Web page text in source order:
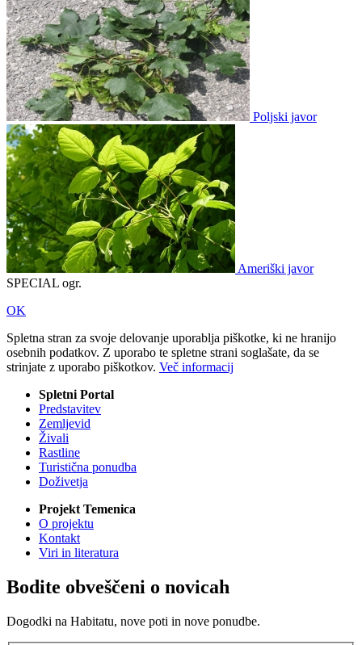
Poljski javor
Ameriški javor
SPECIAL ogr.
OK
Spletna stran za svoje delovanje uporablja piškotke, ki ne hranijo
osebnih podatkov. Z uporabo te spletne strani soglašate, da se
strinjate z uporabo piškotkov. Več informacij
Spletni Portal
Predstavitev
Zemljevid
Živali
Rastline
Turistična ponudba
Doživetja
Projekt Temenica
O projektu
Kontakt
Viri in literatura
Bodite obveščeni o novicah
Dogodki na Habitatu, nove poti in nove ponudbe.